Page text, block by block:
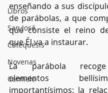
Libros
San José
Catequesis
Novenas
Carmelo
enseñando a sus
de parábolas, a que
qué consiste el reino
que Él va a instaurar.
La parábola
elementos
importantísimos: la